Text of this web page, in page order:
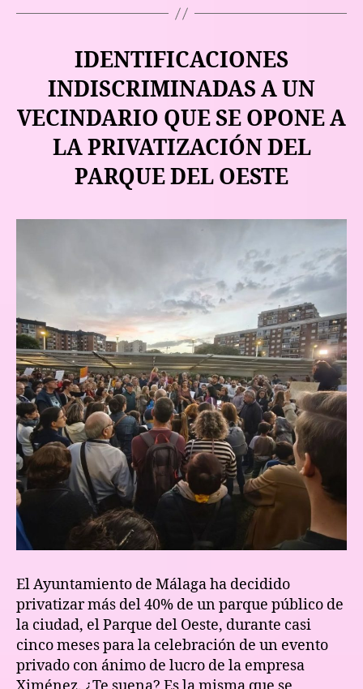
IDENTIFICACIONES
INDISCRIMINADAS A UN
VECINDARIO QUE SE OPONE A
LA PRIVATIZACIÓN DEL
PARQUE DEL OESTE
El Ayuntamiento de Málaga ha decidido
privatizar más del 40% de un parque público de
la ciudad, el Parque del Oeste, durante casi
cinco meses para la celebración de un evento
privado con ánimo de lucro de la empresa